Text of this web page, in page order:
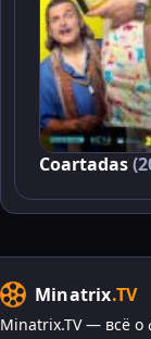
Coartadas
Minatrix.TV
Minatrix.TV — всё о